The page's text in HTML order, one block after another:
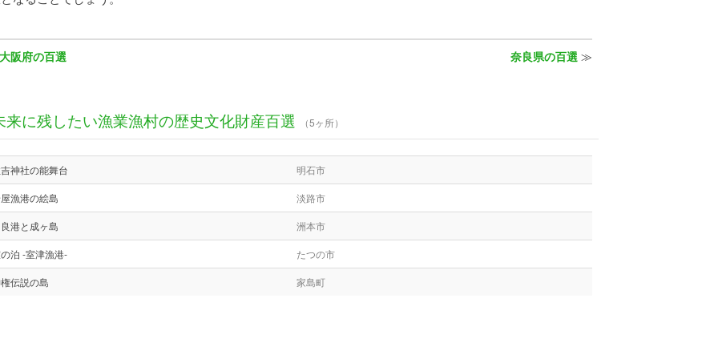
阪府の百選 奈良県の百選≫
来に残したい漁業漁村の歴史文化財産百選 （5ヶ所）
神社の能舞台 明石市
漁港の絵島 淡路市
港と成ヶ島 洲本市
泊 -室津漁港- たつの市
伝説の島 家島町